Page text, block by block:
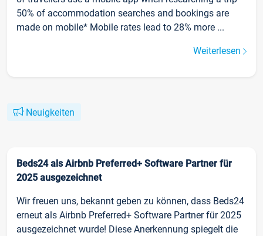
50% of accommodation searches and bookings are
made on mobile* Mobile rates lead to 28% more ...
Weiterlesen
Neuigkeiten
Beds24 als Airbnb Preferred+ Software Partner für
2025 ausgezeichnet
Wir freuen uns, bekannt geben zu können, dass Beds24
erneut als Airbnb Preferred+ Software Partner für 2025
ausgezeichnet wurde! Diese Anerkennung spiegelt die